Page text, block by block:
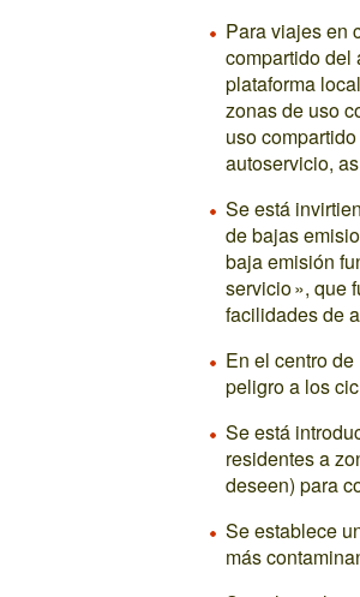
Para viajes en
compartido del
plataforma
zonas de uso
uso
autoservicio,
Se está
de bajas
baja emisión
servicio », que
facilidades de
En el centro
peligro a los
Se está
residentes a
deseen) para
Se establece
más